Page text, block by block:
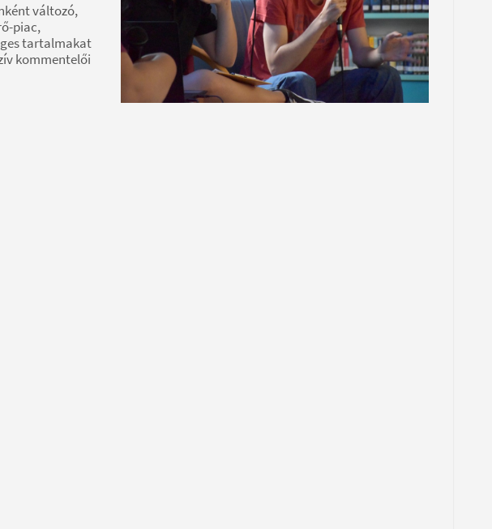
változó,
piac,
tartalmakat
kommentelői